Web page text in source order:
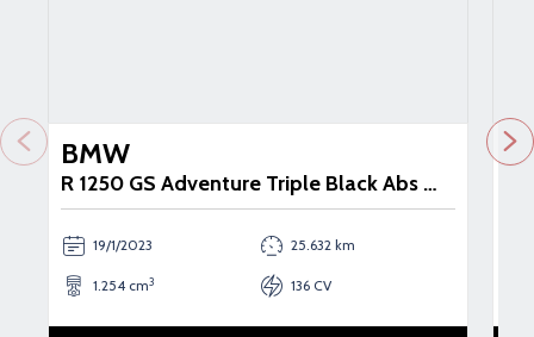
BMW
R 1250 GS Adventure Triple Black Abs my21
19/1/2023 25.632 km
1.254 cm3 136 CV